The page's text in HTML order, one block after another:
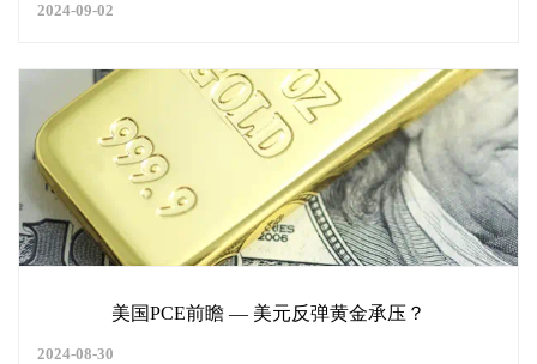
2024-09-02
美国PCE前瞻 — 美元反弹黄金承压？
2024-08-30